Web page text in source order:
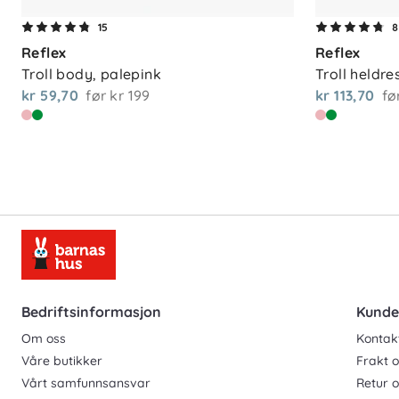
Maskinvask 30 °C. For å ta vare på
anbefales det å vaske kun ved behov.
fuktig klut og la buksen lufttørke –
15
Reflex
Troll body, palepink
kr 59,70 før kr 199
8
Reflex
Troll
kr 113,70
Bedriftsinformasjon
Om oss
Våre butikker
Vårt samfunnsansvar
Frakt
Retur